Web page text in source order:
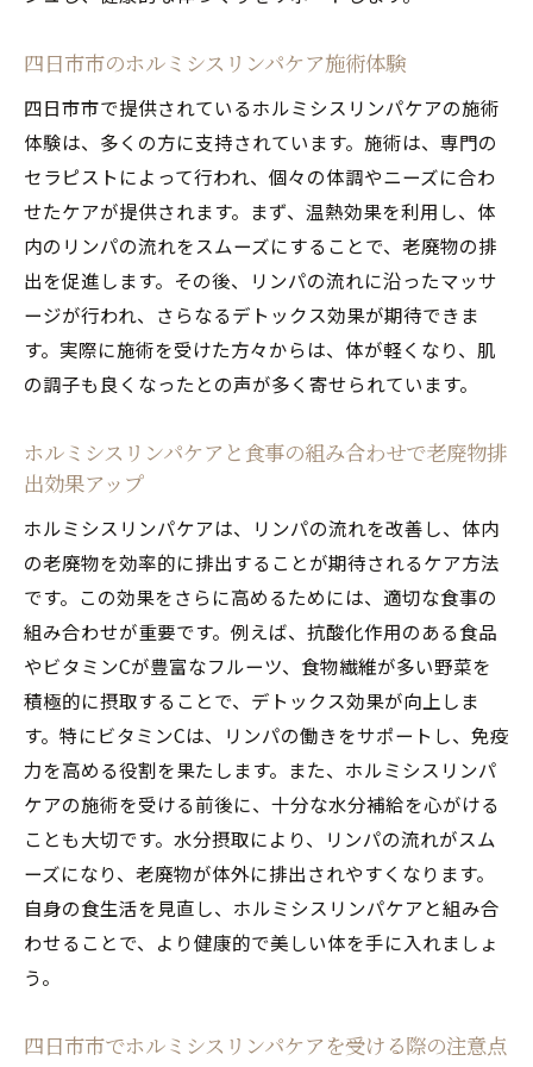
四日市市のホルミシスリンパケア施術体験
四日市市で提供されているホルミシスリンパケアの施術
体験は、多くの方に支持されています。施術は、専門の
セラピストによって行われ、個々の体調やニーズに合わ
せたケアが提供されます。まず、温熱効果を利用し、体
内のリンパの流れをスムーズにすることで、老廃物の排
出を促進します。その後、リンパの流れに沿ったマッサ
ージが行われ、さらなるデトックス効果が期待できま
す。実際に施術を受けた方々からは、体が軽くなり、肌
の調子も良くなったとの声が多く寄せられています。
ホルミシスリンパケアと食事の組み合わせで老廃物排
出効果アップ
ホルミシスリンパケアは、リンパの流れを改善し、体内
の老廃物を効率的に排出することが期待されるケア方法
です。この効果をさらに高めるためには、適切な食事の
組み合わせが重要です。例えば、抗酸化作用のある食品
やビタミンCが豊富なフルーツ、食物繊維が多い野菜を
積極的に摂取することで、デトックス効果が向上しま
す。特にビタミンCは、リンパの働きをサポートし、免疫
力を高める役割を果たします。また、ホルミシスリンパ
ケアの施術を受ける前後に、十分な水分補給を心がける
ことも大切です。水分摂取により、リンパの流れがスム
ーズになり、老廃物が体外に排出されやすくなります。
自身の食生活を見直し、ホルミシスリンパケアと組み合
わせることで、より健康的で美しい体を手に入れましょ
う。
四日市市でホルミシスリンパケアを受ける際の注意点